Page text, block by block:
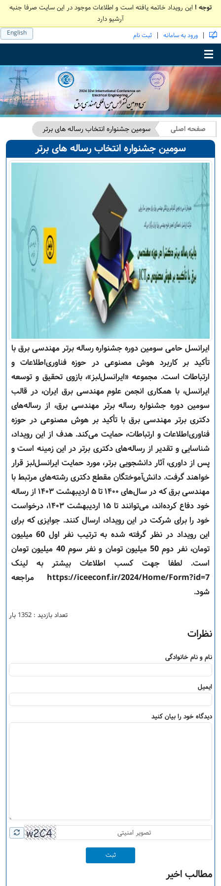
توجه ! این رویداد خاتمه یافته است و اطلاعات موجود در این سایت صرفا جنبه
آرشیو دارد
English | ورود به سامانه | ثبت نام
صفحه اصلی سومین جشنواره انتخاب رساله های برتر
سومین جشنواره انتخاب رساله های برتر
ایرانسل حامی سومین دوره جشنواره رساله برتر مهندسی برق با
تأکید بر کاربرد هوش مصنوعی در حوزه فناوری‌اطلاعات و
ارتباطات است. مجموعه «ایرانسل‌لبز»، بازوی تحقیق و توسعه
ایرانسل، با همکاری انجمن علوم مهندسی برق ایران، در قالب
سومین دوره جشنواره رساله برتر مهندسی برق، از رساله‌های
دکتری برتر مهندسی برق با تأکید بر هوش مصنوعی در حوزه
فناوری‌اطلاعات و ارتباطات، حمایت می‌کند. هدف از این رویداد،
شناسایی و تقدیر از رساله‌های دکتری برتر در این زمینه است و
پس از داوری، آثار دانشجویی برتر، مورد حمایت ایرانسل‌لبز قرار
خواهند گرفت. دانش‌آموختگان مقطع دکتری رشته‌های مرتبط با
مهندسی برق که در سال‌های ۱۴۰۰ تا ۵ اردیبهشت ۱۴۰۳ از رساله
خود دفاع کرده‌اند، می‌توانند تا ۱۵ اردیبهشت ۱۴۰۳، درخواست
خود را برای شرکت در این رویداد، ارسال کنند. جوایزی که برای
این رویداد در نظر گرفته شده به ترتیب نفر اول 60 میلیون
تومان، نفر دوم 50 میلیون تومان و نفر سوم 40 میلیون تومان
است. لطفا جهت کسب اطلاعات بیشتر به لینک
https://iceeconf.ir/2024/Home/Form?id=7 مراجعه
شود.
تعداد بازدید : 1352 بار
نظرات
نام و نام خانوادگی
ایمیل
دیدگاه خود را بیان کنید
ثبت
مطالب اخیر